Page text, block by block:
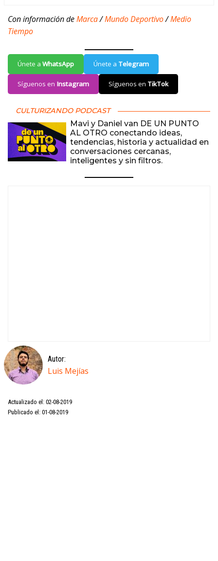
Con información deMarca/Mundo Deportivo/Medio
Tiempo
Únete a WhatsApp Únete a Telegram
Síguenos en Instagram Síguenos en TikTok
CULTURIZANDO PODCAST
Mavi y Daniel van DE UN PUNTO
AL OTRO conectando ideas,
tendencias, historia y actualidad en
conversaciones cercanas,
inteligentes y sin filtros.
Autor:
Luis Mejías
Actualizado el: 02-08-2019
Publicado el: 01-08-2019